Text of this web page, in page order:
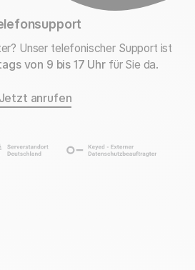
Unser telefonischer Support ist
von 9 bis 17 Uhr für Sie da.
Jetzt anrufen